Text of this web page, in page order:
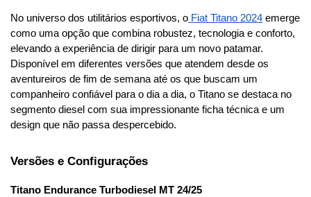
No universo dos utilitários esportivos, o Fiat Titano 2024 emerge
como uma opção que combina robustez, tecnologia e conforto,
elevando a experiência de dirigir para um novo patamar.
Disponível em diferentes versões que atendem desde os
aventureiros de fim de semana até os que buscam um
companheiro confiável para o dia a dia, o Titano se destaca no
segmento diesel com sua impressionante ficha técnica e um
design que não passa despercebido.
Versões e Configurações
Titano Endurance Turbodiesel MT 24/25